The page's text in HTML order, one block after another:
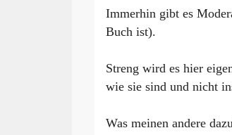
Immerhin gibt es
Buch ist).
Streng wird es hier
wie sie sind und nicht
Was meinen andere